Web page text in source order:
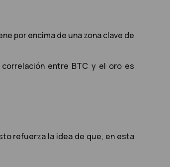
por encima de una zona clave de
entre BTC y el oro es
refuerza la idea de que, en esta